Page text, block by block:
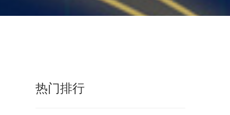
热门排行